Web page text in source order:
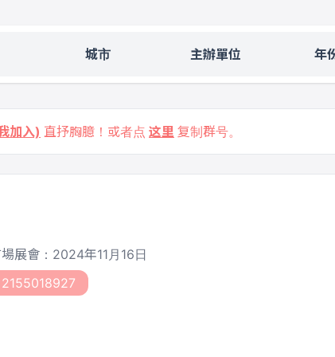
城市 主辦單位 年
加入) 直抒胸臆！或者点 这里 复制群号。
展會：2024年11月16日